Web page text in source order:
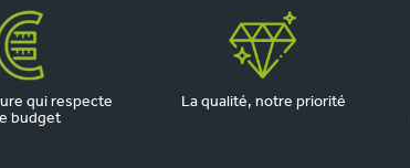
qui respecte
budget
La qualité, notre priorité